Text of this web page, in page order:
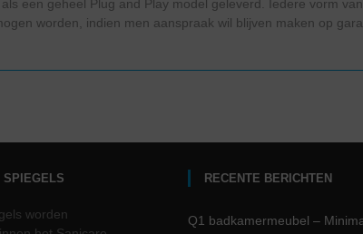
een geheel Plug and Play model geleverd. Iedere vorm
worden, indien men aanspraak wil blijven maken op
SPIEGELS
worden
RECENTE BERICHTEN
Q1 badkamermeubel –